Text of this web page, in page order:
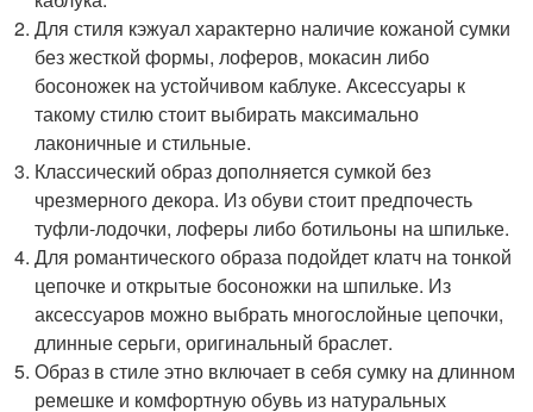
Для стиля кэжуал характерно наличие кожаной сумки
без жесткой формы, лоферов, мокасин либо
босоножек на устойчивом каблуке. Аксессуары к
такому стилю стоит выбирать максимально
лаконичные и стильные.
Классический образ дополняется сумкой без
чрезмерного декора. Из обуви стоит предпочесть
туфли-лодочки, лоферы либо ботильоны на шпильке.
Для романтического образа подойдет клатч на тонкой
цепочке и открытые босоножки на шпильке. Из
аксессуаров можно выбрать многослойные цепочки,
длинные серьги, оригинальный браслет.
Образ в стиле этно включает в себя сумку на длинном
ремешке и комфортную обувь из натуральных